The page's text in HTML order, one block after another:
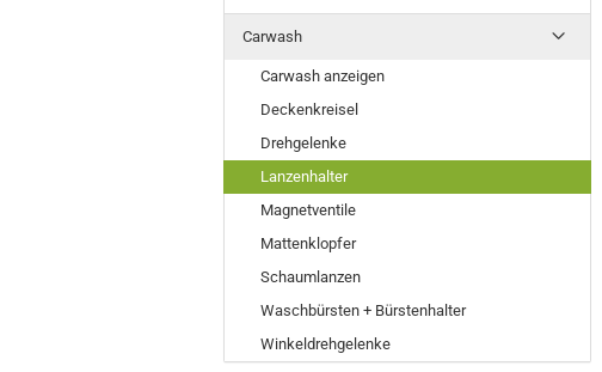
Carwash
Carwash anzeigen
Deckenkreisel
Drehgelenke
Lanzenhalter
Magnetventile
Mattenklopfer
Schaumlanzen
Waschbürsten + Bürstenhalter
Winkeldrehgelenke